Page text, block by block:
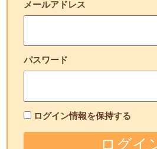
メールアドレス
パスワード
ログイン情報を保持する